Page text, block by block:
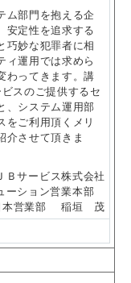
ム部門を抱える企
安定性を追求する
巧妙な犯罪者に相
ィ運用では求めら
わってきます。講
スのご提供するセ
、システム運用部
をご利用頂くメリ
介させて頂きま
ＪＢサービス株式会社
ーション営業本部
本営業部 稲垣 茂